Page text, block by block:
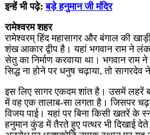
इन्हें भी पढ़े:बड़े हनुमान जी मंदिर
रामेश्वरम शहर
रामेश्वरम् हिंद महासागर और बंगाल की
शंख आकार द्वीप है। यहां भगवान राम ने
सेतु का निर्माण करवाया था। भगवान राम
सिद्ध ना होने पर धनुष चढ़ाया, तो सागरदेव
इस लिए सागर एकदम शांत है। उसमें
में वह एक तालाब-सा लगता है। जिसपर
विजय पाई। यहां पर बिना किसी खतरें के
हनुमान कुंड में तैरते हुए पत्थर भी दिखाई